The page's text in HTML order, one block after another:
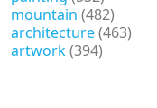
mountain (482)
architecture(463)
artwork(394)